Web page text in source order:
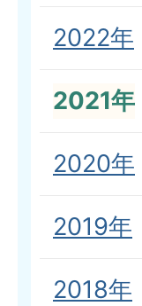
2022年
2021年
2020年
2019年
2018年